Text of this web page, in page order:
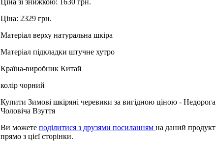
Ціна: 2329 грн.
Матеріал верху натуральна шкіра
Матеріал підкладки штучне хутро
Країна-виробник Китай
колір чорний
Купити Зимові шкіряні черевики за вигідною ціною - Недорога
Чоловіча Взуття
Ви можете поділитися з друзями посиланням на даний продукт
прямо з цієї сторінки.